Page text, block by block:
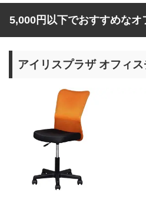
5,000円以下でおすすめなオ
アイリスプラザ オフィ